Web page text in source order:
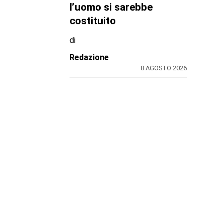
l’uomo si sarebbe
costituito
di
Redazione
8 AGOSTO 2026